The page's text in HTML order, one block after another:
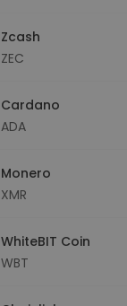
Zcash
ZEC
Cardano
ADA
Monero
XMR
WhiteBIT Coin
WBT